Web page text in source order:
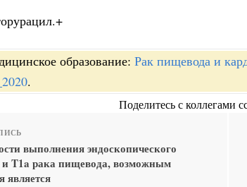
образование: Рак пищевода и
.
Поделитесь с коллегами
выполнения эндоскопического
и T1a рака пищевода, возможным
является